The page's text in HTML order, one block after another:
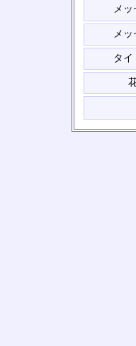
メッ
メ
タイ